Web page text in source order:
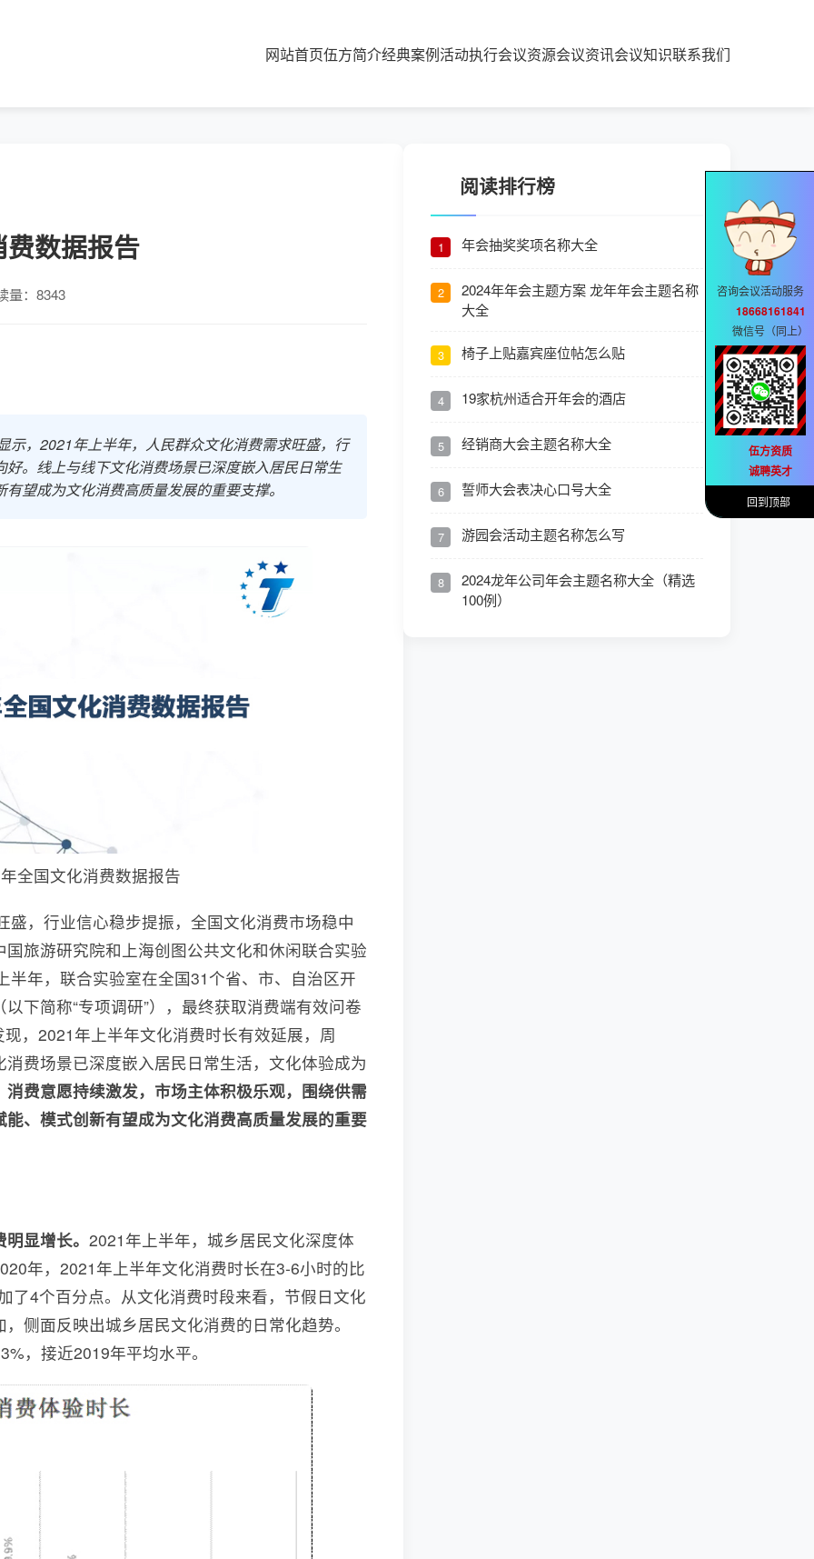
网站首页伍方简介经典案例活动执行会议资源会议资讯会议知识联系我们
数据报告
量：8343
示，2021年上半年，人民群众文化消费需求旺盛，行
。线上与线下文化消费场景已深度嵌入居民日常生
望成为文化消费高质量发展的重要支撑。
全国文化消费数据报告
，行业信心稳步提振，全国文化消费市场稳中
旅游研究院和上海创图公共文化和休闲联合实验
年，联合实验室在全国31个省、市、自治区开
下简称“专项调研”），最终获取消费端有效问卷
，2021年上半年文化消费时长有效延展，周
费场景已深度嵌入居民日常生活，文化体验成为
消费意愿持续激发，市场主体积极乐观，围绕供需
、模式创新有望成为文化消费高质量发展的重要
显增长。 2021年上半年，城乡居民文化深度体
年，2021年上半年文化消费时长在3-6小时的比
了4个百分点。从文化消费时段来看，节假日文化
侧面反映出城乡居民文化消费的日常化趋势。
，接近2019年平均水平。
阅读排行榜
1 年会抽奖奖项名称大全
2
2024年年会主题方案 龙年年会主题名称
大全
3 椅子上贴嘉宾座位帖怎么贴
4 19家杭州适合开年会的酒店
5 经销商大会主题名称大全
6 誓师大会表决心口号大全
7 游园会活动主题名称怎么写
8
2024龙年公司年会主题名称大全（精选
100例）
咨询会议活动服务
18668161841
微信号（同上）
伍方资质
诚聘英才
回到顶部